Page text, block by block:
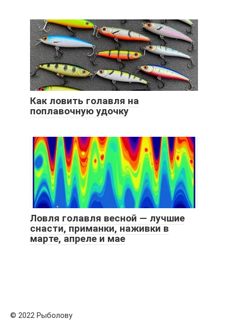
Как ловить голавля на
поплавочную удочку
Ловля голавля весной — лучшие
снасти, приманки, наживки в
марте, апреле и мае
© 2022 Рыболову